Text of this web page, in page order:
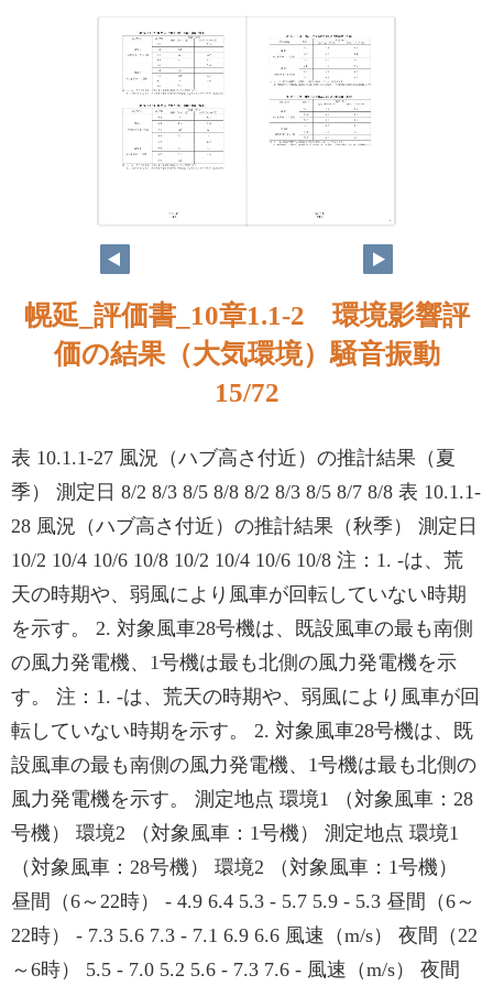
16
幌延_評価書_10章1.1-2 環境影響評
価の結果（大気環境）騒音振動
15/72
表 10.1.1-27 風況（ハブ高さ付近）の推計結果（夏
季） 測定日 8/2 8/3 8/5 8/8 8/2 8/3 8/5 8/7 8/8 表 10.1.1-
28 風況（ハブ高さ付近）の推計結果（秋季） 測定日
10/2 10/4 10/6 10/8 10/2 10/4 10/6 10/8 注：1. -は、荒
天の時期や、弱風により風車が回転していない時期
を示す。 2. 対象風車28号機は、既設風車の最も南側
の風力発電機、1号機は最も北側の風力発電機を示
す。 注：1. -は、荒天の時期や、弱風により風車が回
転していない時期を示す。 2. 対象風車28号機は、既
設風車の最も南側の風力発電機、1号機は最も北側の
風力発電機を示す。 測定地点 環境1 （対象風車：28
号機） 環境2 （対象風車：1号機） 測定地点 環境1
（対象風車：28号機） 環境2 （対象風車：1号機）
昼間（6～22時） - 4.9 6.4 5.3 - 5.7 5.9 - 5.3 昼間（6～
22時） - 7.3 5.6 7.3 - 7.1 6.9 6.6 風速（m/s） 夜間（22
～6時） 5.5 - 7.0 5.2 5.6 - 7.3 7.6 - 風速（m/s） 夜間